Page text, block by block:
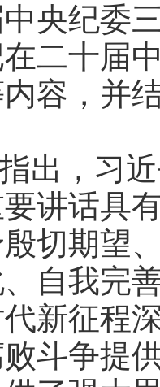
央纪委
二十届
容，并
出，习
要讲话具
切期望
自我完
新征程
斗争提